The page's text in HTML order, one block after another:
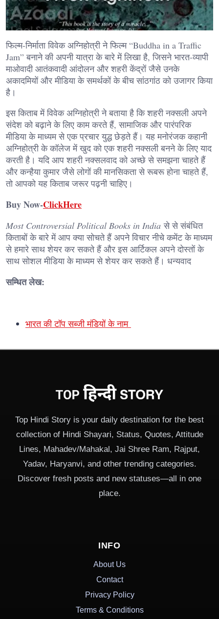
फिल्म-निर्माता विवेक अग्निहोत्री ने फिल्म “Buddha in a Traffic
Jam” बनाने की अपनी यात्रा के बारे में लिखा है, जिसने भारत-व्यापी
माओवादी आतंकवादी आंदोलन और शहरी केंद्रों जैसे उनके
अकादमियों और मीडिया के समर्थकों के बीच सांठगांठ को उजागर किया
है।
इस किताब में विवेक अग्निहोत्री ने बताया है कि शहरी नक्सली अपने
संदेश को बढ़ाने के लिए काम करते हैं, सामाजिक और पारंपरिक
मीडिया के माध्यम से एक प्रचार युद्ध छेड़ते हैं। यह मनोरंजक कहानी
अग्निहोत्री के कॉलेज में खुद को एक शहरी नक्सली बनने के लिए याद
करती है। यदि आप शहरी नक्सलवाद को अच्छे से समझना चाहते हैं
और कन्हैया कुमार जैसे लोगों की मानसिकता से रूबरू होना चाहते हैं,
तो आपको यह किताब जरूर पढ़नी चाहिए।
Buy Now-ClickHere
Most Controversial Political Books in India से से संबंधित
किताबों के बारे में आप क्या सोचते हैं अपने विचार नीचे कमेंट के माध्यम
से हमारे साथ शेयर कर सकते हैं और इस आर्टिकल अपने दोस्तों के
साथ सोशल मीडिया के माध्यम से शेयर कर सकते हैं। धन्यवाद
सम्धित लेख:
भारत की टॉप सब्जी मंडियों के नाम
Top Hindi Story is your daily destination for the best
collection of Hindi Shayari, Status, Quotes, Attitude
Lines, Mahadev/Mahakal, Jai Shree Ram, Rajput,
Yadav, Haryanvi, and other trending categories.
Discover fresh posts and new statuses—all in one
place.
INFO
About Us
Contact
Privacy Policy
Terms & Conditions